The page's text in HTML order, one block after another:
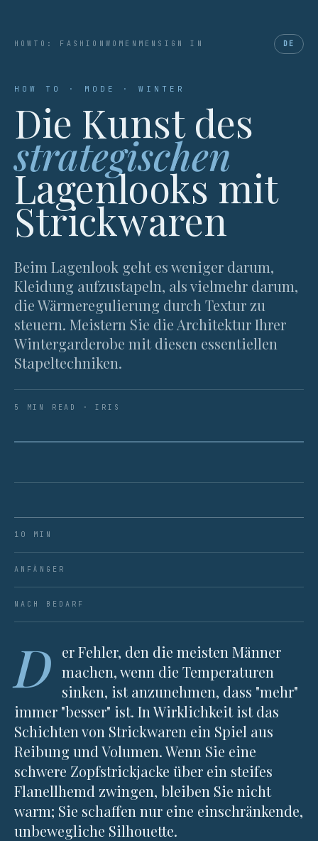
HOWTO: FASHION WOMEN MEN SIGN IN DE
HOW TO · MODE · WINTER
Die Kunst des
strategischen
Lagenlooks mit
Strickwaren
Beim Lagenlook geht es weniger darum,
Kleidung aufzustapeln, als vielmehr darum,
die Wärmeregulierung durch Textur zu
steuern. Meistern Sie die Architektur Ihrer
Wintergarderobe mit diesen essentiellen
Stapeltechniken.
5 MIN READ · IRIS
10 MIN
ANFÄNGER
NACH BEDARF
D er Fehler, den die meisten Männer
machen, wenn die Temperaturen
sinken, ist anzunehmen, dass "mehr"
immer "besser" ist. In Wirklichkeit ist das
Schichten von Strickwaren ein Spiel aus
Reibung und Volumen. Wenn Sie eine
schwere Zopfstrickjacke über ein steifes
Flanellhemd zwingen, bleiben Sie nicht
warm; Sie schaffen nur eine einschränkende,
unbewegliche Silhouette.